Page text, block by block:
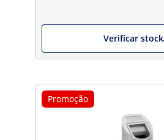
Verificar stock
Promoção